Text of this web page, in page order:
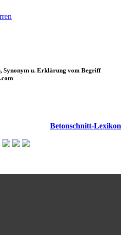
Synonym u. Erklärung vom Begriff
Betonschnitt-Lexikon